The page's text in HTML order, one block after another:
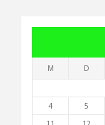
M D
4
5